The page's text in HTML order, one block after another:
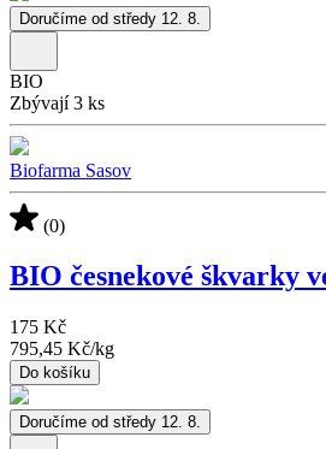
Doručíme od středy 12. 8.
BIO
Zbývají 3 ks
Biofarma Sasov
(0)
BIO česnekové škvarky
175 Kč
795,45 Kč/kg
Do košíku
Doručíme od středy 12. 8.